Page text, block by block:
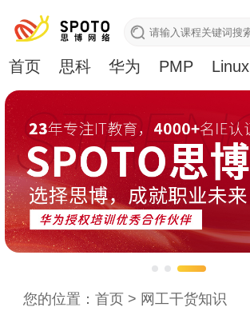
首页 思科 华为 PMP Linux
您的位置：首页 > 网工干货知识